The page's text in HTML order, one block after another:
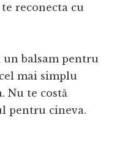
te reconecta cu
un balsam pentru
mai simplu
Nu te costă
pentru cineva.